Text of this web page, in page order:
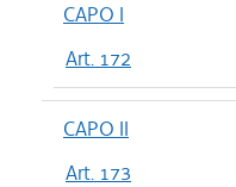
CAPO I
Art. 172
CAPO II
Art. 173